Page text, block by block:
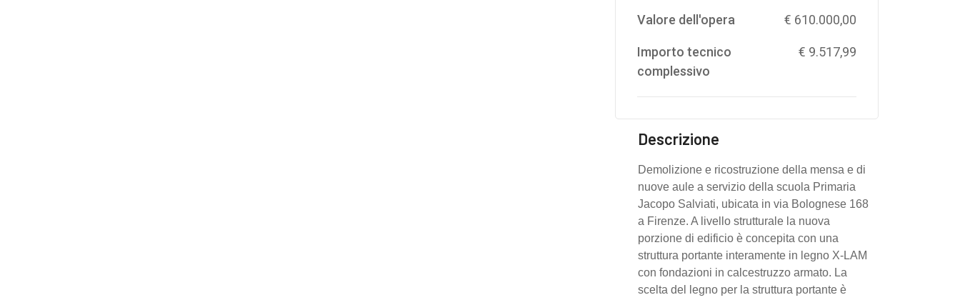
Valore dell'opera € 610.000,00
Importo tecnico
complessivo
€ 9.517,99
Descrizione
Demolizione e ricostruzione della mensa e di
nuove aule a servizio della scuola Primaria
Jacopo Salviati, ubicata in via Bolognese 168
a Firenze. A livello strutturale la nuova
porzione di edificio è concepita con una
struttura portante interamente in legno X-LAM
con fondazioni in calcestruzzo armato. La
scelta del legno per la struttura portante è